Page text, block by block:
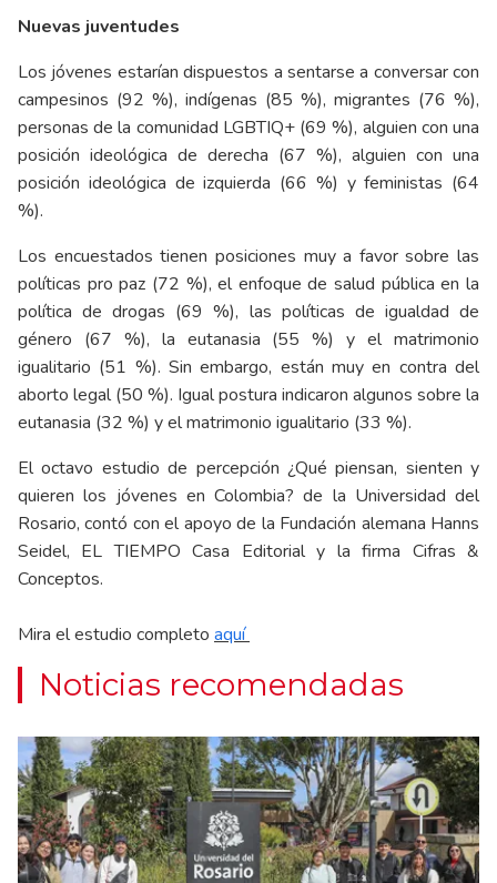
Nuevas juventudes
Los jóvenes estarían dispuestos a sentarse a conversar con
campesinos (92 %), indígenas (85 %), migrantes (76 %),
personas de la comunidad LGBTIQ+ (69 %), alguien con una
posición ideológica de derecha (67 %), alguien con una
posición ideológica de izquierda (66 %) y feministas (64
%).
Los encuestados tienen posiciones muy a favor sobre las
políticas pro paz (72 %), el enfoque de salud pública en la
política de drogas (69 %), las políticas de igualdad de
género (67 %), la eutanasia (55 %) y el matrimonio
igualitario (51 %). Sin embargo, están muy en contra del
aborto legal (50 %). Igual postura indicaron algunos sobre la
eutanasia (32 %) y el matrimonio igualitario (33 %).
El octavo estudio de percepción ¿Qué piensan, sienten y
quieren los jóvenes en Colombia? de la Universidad del
Rosario, contó con el apoyo de la Fundación alemana Hanns
Seidel, EL TIEMPO Casa Editorial y la firma Cifras &
Conceptos.
Mira el estudio completo aquí
Noticias recomendadas